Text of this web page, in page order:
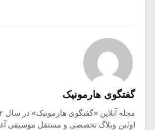
گفتگوی هارمونیک
اولین وبلاگ تخصصی و مستقل موسیقی